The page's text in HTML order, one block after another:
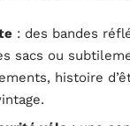
: des bandes
sacs ou
histoire